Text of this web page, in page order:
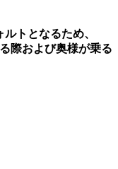
トとなるため、
および奥様が乗る